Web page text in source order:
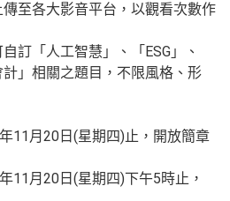
至各大影音平台，以觀看次數作
訂「人工智慧」、「ESG」、
計」相關之題目，不限風格、形
11月20日(星期四)止，開放簡章
11月20日(星期四)下午5時止，